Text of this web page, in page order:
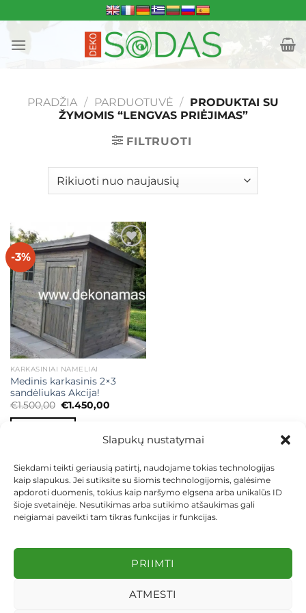
Slapukų nustatymai
Siekdami teikti geriausią patirtį, naudojame tokias technologijas
kaip slapukus. Jei sutiksite su šiomis technologijomis, galėsime
apdoroti duomenis, tokius kaip naršymo elgsena arba unikalūs ID
šioje svetainėje. Nesutikimas arba sutikimo atšaukimas gali
neigiamai paveikti tam tikras funkcijas ir funkcijas.
PRIIMTI
ATMESTI
to
content
PRADŽIA / PARDUOTUVĖ / PRODUKTAI SU
ŽYMOMIS “LENGVAS PRIĖJIMAS”
FILTRUOTI
-3% Mėgstamiausias
KARKASINIAI NAMELIAI
Medinis karkasinis 2×3
sandėliukas Akcija!
€1.500,00 Original
was:
€1.450,00Current
KEITIMAS IR GRĄŽINIMAS
PRIVATUMO POLITIKA
Visos teisės saugomos 2026 ©dekosodas.lt